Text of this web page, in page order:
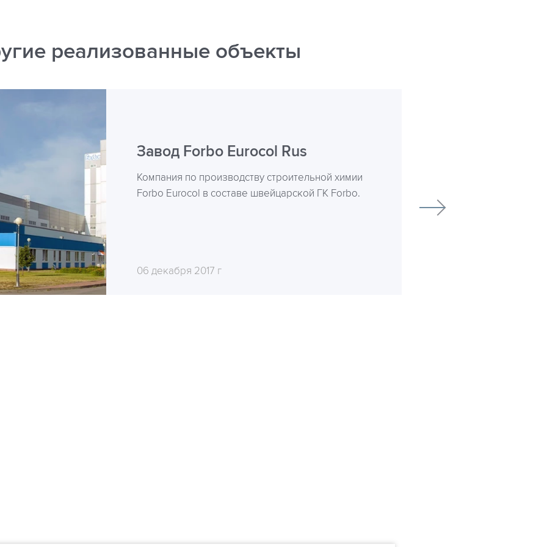
реализованные объекты
Завод Forbo Eurocol Rus
Компания по производству строительной химии
Forbo Eurocol в составе швейцарской ГК Forbo.
06 декабря 2017 г